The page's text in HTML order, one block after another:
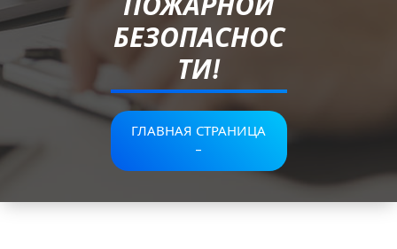
БЕЗОПАСНОС
ТИ!
ГЛАВНАЯ СТРАНИЦА
-